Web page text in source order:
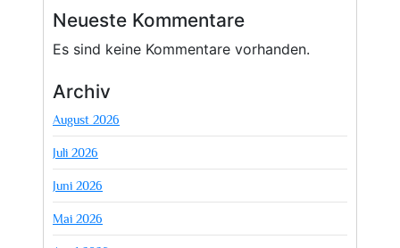
Neueste Kommentare
Es sind keine Kommentare vorhanden.
Archiv
August 2026
Juli 2026
Juni 2026
Mai 2026